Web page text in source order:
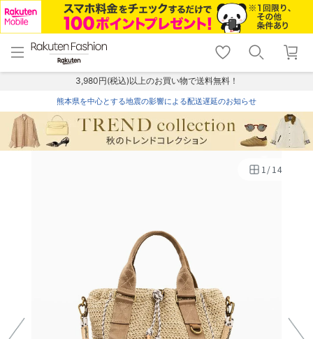
menu home
トップ
shopping_cart lock_outline
ログイン
3,980円(税込)以上のお買い物で送料無料！
熊本県を中心とする地震の影響による配送遅延のお知らせ
1/14